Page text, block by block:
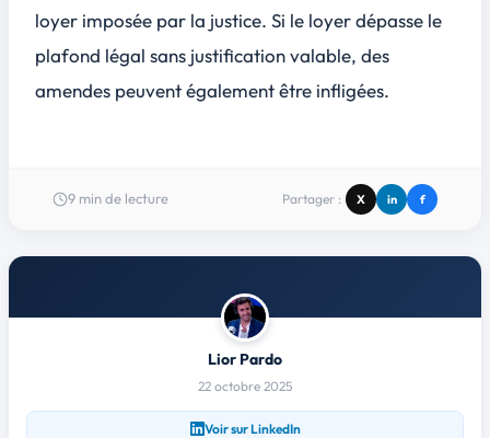
loyer imposée par la justice. Si le loyer dépasse le
plafond légal sans justification valable, des
amendes peuvent également être infligées.
9 min de lecture Partager : X in f
Lior Pardo
22 octobre 2025
Voir sur LinkedIn